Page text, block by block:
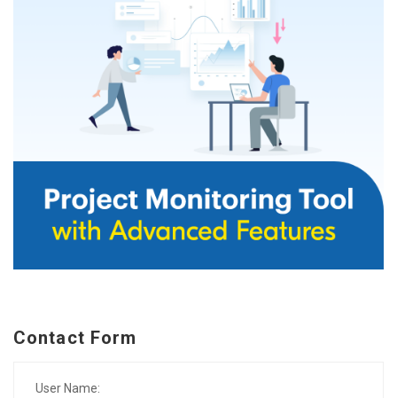
Contact Form
User Name: